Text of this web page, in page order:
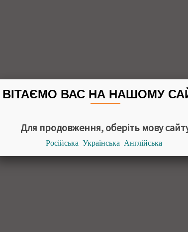
ВІТАЄМО ВАС НА НАШОМУ
Для продовження, оберіть мову
Російська Українська Англійська